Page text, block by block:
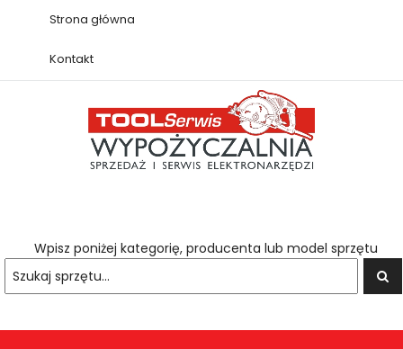
Strona główna
Kontakt
Wpisz poniżej kategorię, producenta lub model sprzętu